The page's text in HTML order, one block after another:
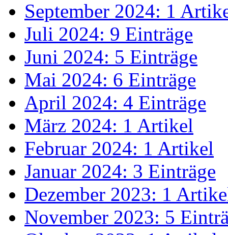
September 2024: 1
Juli 2024: 9 Einträge
Juni 2024: 5 Einträge
Mai 2024: 6 Einträge
April 2024: 4 Einträge
März 2024: 1 Artikel
Februar 2024: 1 Artikel
Januar 2024: 3 Einträge
Dezember 2023: 1
November 2023: 5